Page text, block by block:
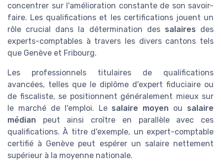
concentrer sur l'amélioration constante de son savoir-
faire. Les qualifications et les certifications jouent un
rôle crucial dans la détermination des salaires des
experts-comptables à travers les divers cantons tels
que Genève et Fribourg.
Les professionnels titulaires de qualifications
avancées, telles que le diplôme d'expert fiduciaire ou
de fiscaliste, se positionnent généralement mieux sur
le marché de l'emploi. Le salaire moyen ou salaire
médian peut ainsi croître en parallèle avec ces
qualifications. À titre d'exemple, un expert-comptable
certifié à Genève peut espérer un salaire nettement
supérieur à la moyenne nationale.